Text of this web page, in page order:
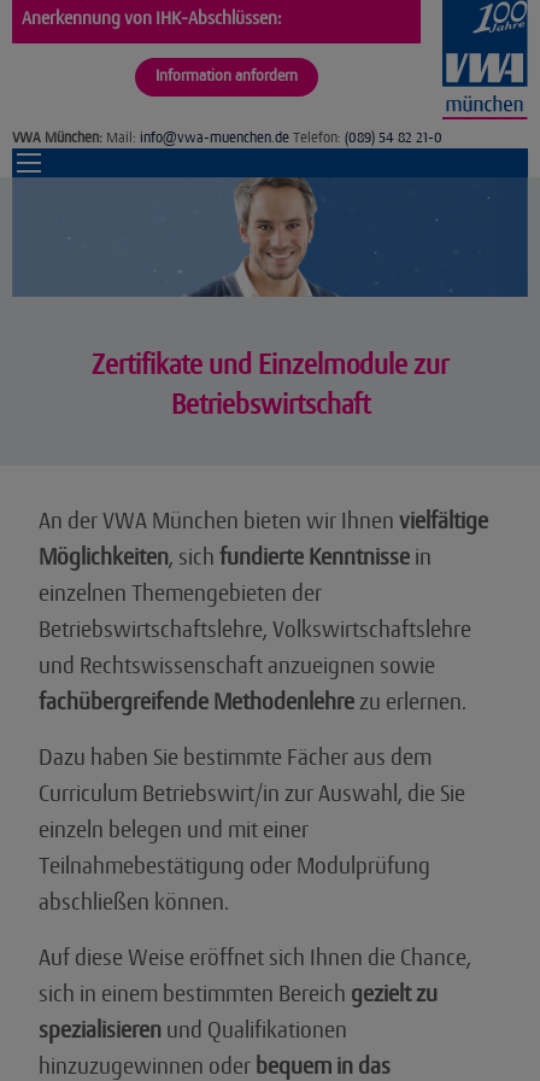
Anerkennung von IHK-Abschlüssen:
Information anfordern
VWA München: Mail: info@vwa-muenchen.de Telefon: (089) 54 82 21-0
Zertifikate und Einzelmodule zur
Betriebswirtschaft
An der VWA München bieten wir Ihnen vielfältige
Möglichkeiten, sich fundierte Kenntnisse in
einzelnen Themengebieten der
Betriebswirtschaftslehre, Volkswirtschaftslehre
und Rechtswissenschaft anzueignen sowie
fachübergreifende Methodenlehre zu erlernen.
Dazu haben Sie bestimmte Fächer aus dem
Curriculum Betriebswirt/in zur Auswahl, die Sie
einzeln belegen und mit einer
Teilnahmebestätigung oder Modulprüfung
abschließen können.
Auf diese Weise eröffnet sich Ihnen die Chance,
sich in einem bestimmten Bereich gezielt zu
spezialisieren und Qualifikationen
hinzuzugewinnen oder bequem in das